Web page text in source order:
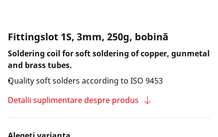
Fittingslot 1S, 3mm, 250g, bobină
Soldering coil for soft soldering of copper, gunmetal
and brass tubes.
Quality soft solders according to ISO 9453
Detalii suplimentare despre produs